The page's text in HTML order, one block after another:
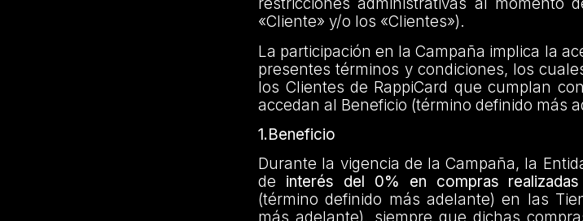
restricciones administrativas al momento
«Cliente» y/o los «Clientes»).
La participación en la Campaña implica la
presentes términos y condiciones, los
los Clientes de RappiCard que cumplan
accedan al Beneficio (término definido más
1.Beneficio
Durante la vigencia de la Campaña, la
de interés del 0% en compras
(término definido más adelante) en las